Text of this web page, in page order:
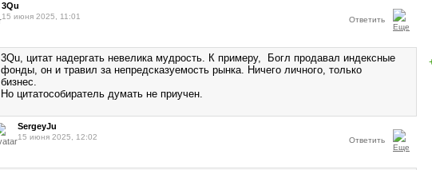
3Qu
15 июня 2025, 11:01 Ответить
3Qu, цитат надергать невелика мудрость. К примеру, Богл продавал индексные
фонды, он и травил за непредсказуемость рынка. Ничего личного, только
бизнес.
Но цитатособиратель думать не приучен.
SergeyJu
15 июня 2025, 12:02 Ответить